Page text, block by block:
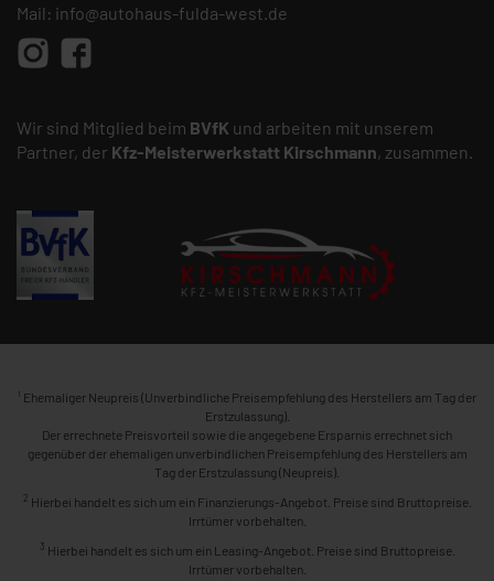
Mail: info@autohaus-fulda-west.de
Wir sind Mitglied beim BVfK und arbeiten mit unserem
Partner, der Kfz-Meisterwerkstatt Kirschmann, zusammen.
1 Ehemaliger Neupreis (Unverbindliche Preisempfehlung des Herstellers am Tag der
Erstzulassung).
Der errechnete Preisvorteil sowie die angegebene Ersparnis errechnet sich
gegenüber der ehemaligen unverbindlichen Preisempfehlung des Herstellers am
Tag der Erstzulassung (Neupreis).
2 Hierbei handelt es sich um ein Finanzierungs-Angebot. Preise sind Bruttopreise.
Irrtümer vorbehalten.
3 Hierbei handelt es sich um ein Leasing-Angebot. Preise sind Bruttopreise.
Irrtümer vorbehalten.